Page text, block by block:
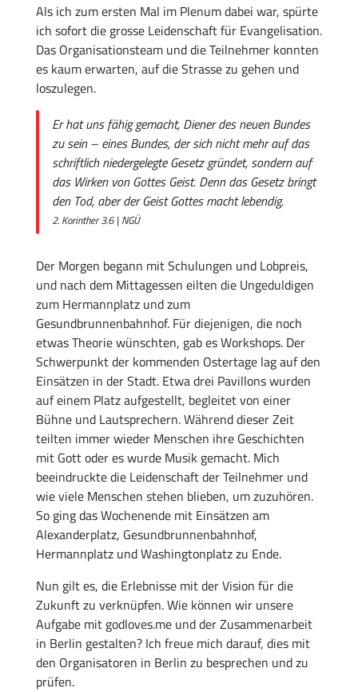
Als ich zum ersten Mal im Plenum dabei war, spürte
ich sofort die grosse Leidenschaft für Evangelisation.
Das Organisationsteam und die Teilnehmer konnten
es kaum erwarten, auf die Strasse zu gehen und
loszulegen.
Er hat uns fähig gemacht, Diener des neuen Bundes
zu sein – eines Bundes, der sich nicht mehr auf das
schriftlich niedergelegte Gesetz gründet, sondern auf
das Wirken von Gottes Geist. Denn das Gesetz bringt
den Tod, aber der Geist Gottes macht lebendig.
2. Korinther 3.6 | NGÜ
Der Morgen begann mit Schulungen und Lobpreis,
und nach dem Mittagessen eilten die Ungeduldigen
zum Hermannplatz und zum
Gesundbrunnenbahnhof. Für diejenigen, die noch
etwas Theorie wünschten, gab es Workshops. Der
Schwerpunkt der kommenden Ostertage lag auf den
Einsätzen in der Stadt. Etwa drei Pavillons wurden
auf einem Platz aufgestellt, begleitet von einer
Bühne und Lautsprechern. Während dieser Zeit
teilten immer wieder Menschen ihre Geschichten
mit Gott oder es wurde Musik gemacht. Mich
beeindruckte die Leidenschaft der Teilnehmer und
wie viele Menschen stehen blieben, um zuzuhören.
So ging das Wochenende mit Einsätzen am
Alexanderplatz, Gesundbrunnenbahnhof,
Hermannplatz und Washingtonplatz zu Ende.
Nun gilt es, die Erlebnisse mit der Vision für die
Zukunft zu verknüpfen. Wie können wir unsere
Aufgabe mit godloves.me und der Zusammenarbeit
in Berlin gestalten? Ich freue mich darauf, dies mit
den Organisatoren in Berlin zu besprechen und zu
prüfen.